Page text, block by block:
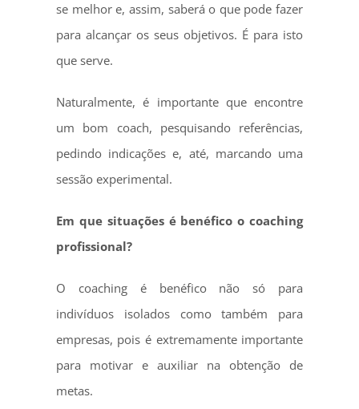
se melhor e, assim, saberá o que pode fazer
para alcançar os seus objetivos. É para isto
que serve.
Naturalmente, é importante que encontre
um bom coach, pesquisando referências,
pedindo indicações e, até, marcando uma
sessão experimental.
Em que situações é benéfico o coaching
profissional?
O coaching é benéfico não só para
indivíduos isolados como também para
empresas, pois é extremamente importante
para motivar e auxiliar na obtenção de
metas.